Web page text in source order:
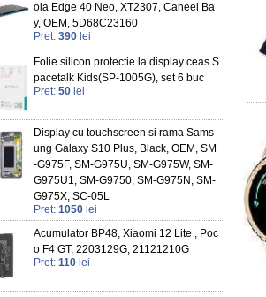
ola Edge 40 Neo, XT2307, Caneel Ba
y, OEM, 5D68C23160
Pret: 390 lei
Folie silicon protectie la display ceas S
pacetalk Kids(SP-1005G), set 6 buc
Pret: 50 lei
Display cu touchscreen si rama Sams
ung Galaxy S10 Plus, Black, OEM, SM
-G975F, SM-G975U, SM-G975W, SM-
G975U1, SM-G9750, SM-G975N, SM-
G975X, SC-05L
Pret: 1050 lei
Acumulator BP48, Xiaomi 12 Lite , Poc
o F4 GT, 2203129G, 21121210G
Pret: 110 lei